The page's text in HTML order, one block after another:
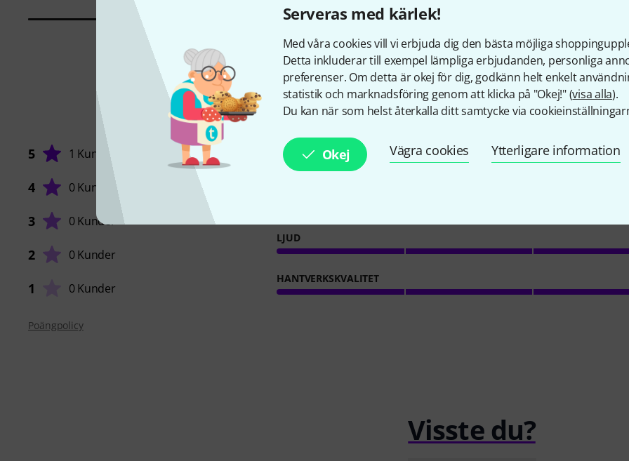
Serveras med kärlek!
Med våra cookies vill vi erbjuda dig den bästa möjliga
Detta inkluderar till exempel lämpliga erbjudanden, personliga
preferenser. Om detta är okej för dig, godkänn helt enkelt
statistik och marknadsföring genom att klicka på "Okej!" (visa alla).
Du kan när som helst återkalla ditt samtycke via
Okej Vägra cookies Ytterligare information
1Kundbetyg
5 1 Kund
4 0 Kunder
3 0 Kunder
2 0 Kunder
1 0 Kunder
5/ 5
LJUD
HANTVERKSKVALITET
Poängpolicy
Visste du?